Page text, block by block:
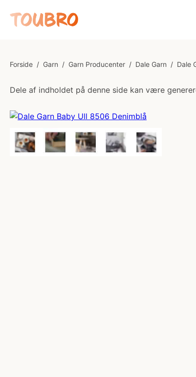
Forside / Garn / Garn Producenter / Dale Garn / Dale
Dele af indholdet på denne side kan være